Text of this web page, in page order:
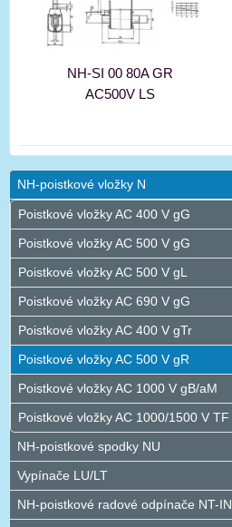
NH-SI 00 80A GR
AC500V LS
NH-poistkové vložky N
Poistkové vložky AC 400 V gG
Poistkové vložky AC 500 V gG
Poistkové vložky AC 500 V gL
Poistkové vložky AC 690 V gG
Poistkové vložky AC 400 V gTr
Poistkové vložky AC 500 V gR
Poistkové vložky AC 1000 V gB/aM
Poistkové vložky AC 1000/1500 V TF
NH-poistkové spodky NU
Vypínače LU/LT
NH-poistkové radové odpínače NT-IN